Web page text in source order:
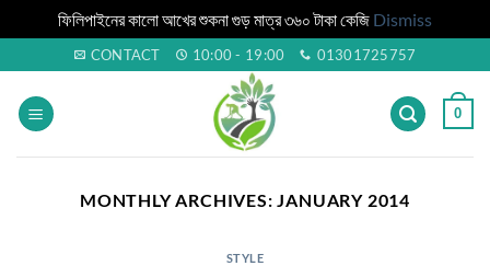
ফিলিপাইনের কালো আখের শুকনা গুড় মাত্র ৩৬০ টাকা কেজি Dismiss
to
content
CONTACT 10:00 - 19:00 01301725757
0
MONTHLY ARCHIVES:JANUARY 2014
STYLE